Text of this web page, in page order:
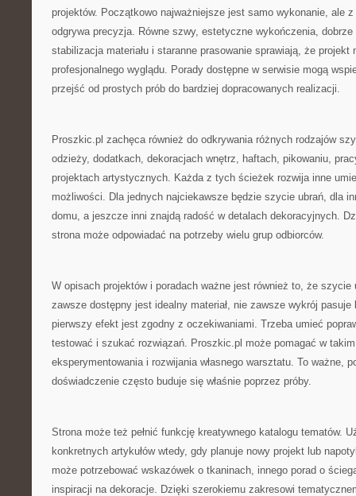
projektów. Początkowo najważniejsze jest samo wykonanie, ale
odgrywa precyzja. Równe szwy, estetyczne wykończenia, dobrze
stabilizacja materiału i staranne prasowanie sprawiają, że projekt
profesjonalnego wyglądu. Porady dostępne w serwisie mogą
przejść od prostych prób do bardziej dopracowanych realizacji.
Proszkic.pl zachęca również do odkrywania różnych rodzajów
odzieży, dodatkach, dekoracjach wnętrz, haftach, pikowaniu,
projektach artystycznych. Każda z tych ścieżek rozwija inne
możliwości. Dla jednych najciekawsze będzie szycie ubrań, dla
domu, a jeszcze inni znajdą radość w detalach dekoracyjnych.
strona może odpowiadać na potrzeby wielu grup odbiorców.
W opisach projektów i poradach ważne jest również to, że
zawsze dostępny jest idealny materiał, nie zawsze wykrój
pierwszy efekt jest zgodny z oczekiwaniami. Trzeba umieć
testować i szukać rozwiązań. Proszkic.pl może pomagać w
eksperymentowania i rozwijania własnego warsztatu. To ważne,
doświadczenie często buduje się właśnie poprzez próby.
Strona może też pełnić funkcję kreatywnego katalogu tematów.
konkretnych artykułów wtedy, gdy planuje nowy projekt lub
może potrzebować wskazówek o tkaninach, innego porad o
inspiracji na dekoracje. Dzięki szerokiemu zakresowi